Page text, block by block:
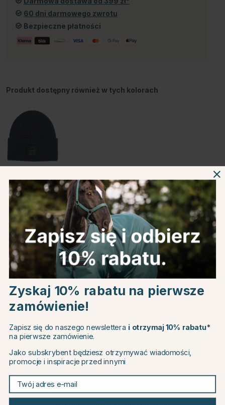
60 dni darmowego zwrotu
Bezpieczne płatności
Produkt dostępny również w tych kolorach
Informacje o produkcie
O producencie
Recenzje
Powiązane produkty
20
Choose country
EU
CHANGE COUNTRY
Continue to equinest.pl
Zyskaj 10% rabatu na pierwsze
zamówienie!
Zapisz się do naszego newslettera i otrzymaj 10% rabatu*
na pierwsze zamówienie.
Jako subskrybent będziesz otrzymywać wiadomości,
promocje i inspiracje przed innymi
Twój adres e-mail